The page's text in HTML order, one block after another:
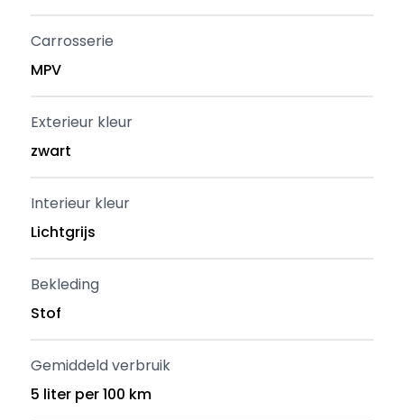
Carrosserie
MPV
Exterieur kleur
zwart
Interieur kleur
Lichtgrijs
Bekleding
Stof
Gemiddeld verbruik
5 liter per 100 km